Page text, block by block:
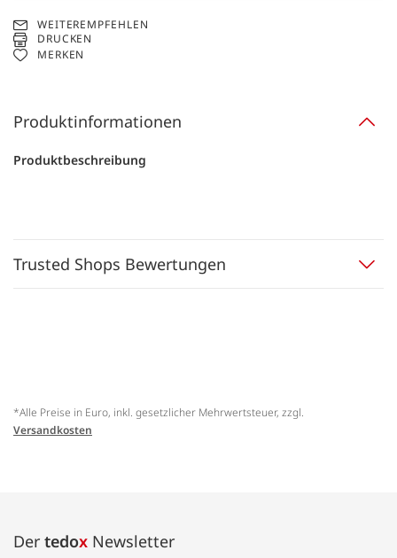
WEITEREMPFEHLEN
DRUCKEN
MERKEN
Produktinformationen
Produktbeschreibung
Trusted Shops Bewertungen
*Alle Preise in Euro, inkl. gesetzlicher Mehrwertsteuer, zzgl.
Versandkosten
Der tedox Newsletter